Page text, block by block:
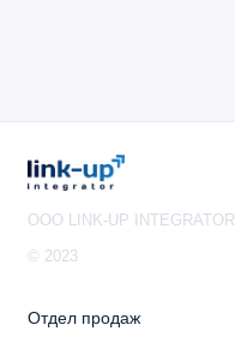
OOO LINK-UP INTEGRATOR
© 2023
Отдел продаж